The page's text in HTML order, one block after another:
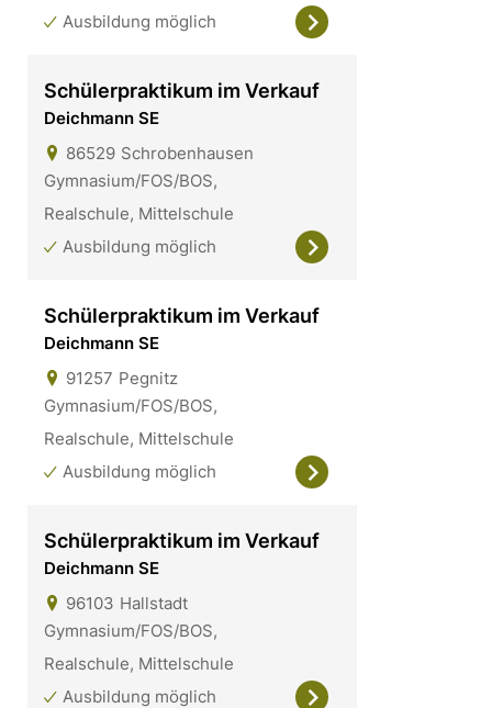
Ausbildung möglich
Schülerpraktikum im Verkauf
Deichmann SE
86529 Schrobenhausen
Gymnasium/FOS/BOS,
Realschule, Mittelschule
Ausbildung möglich
Schülerpraktikum im Verkauf
Deichmann SE
91257 Pegnitz
Gymnasium/FOS/BOS,
Realschule, Mittelschule
Ausbildung möglich
Schülerpraktikum im Verkauf
Deichmann SE
96103 Hallstadt
Gymnasium/FOS/BOS,
Realschule, Mittelschule
Ausbildung möglich